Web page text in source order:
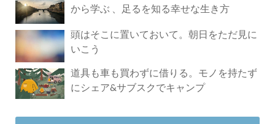
から学ぶ 、足るを知る幸せな生き方
頭はそこに置いておいて。朝日をただ見に
いこう
道具も車も買わずに借りる。モノを持たず
にシェア&サブスクでキャンプ